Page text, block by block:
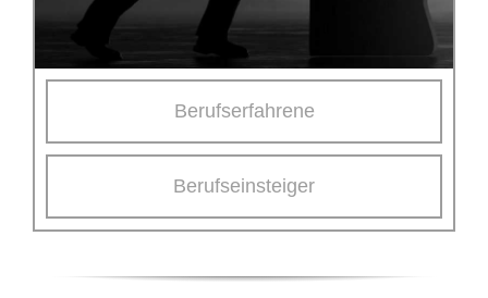
Berufserfahrene
Berufseinsteiger